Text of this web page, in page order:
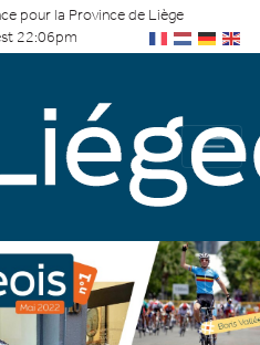
pour la Province de Liège
22:06pm